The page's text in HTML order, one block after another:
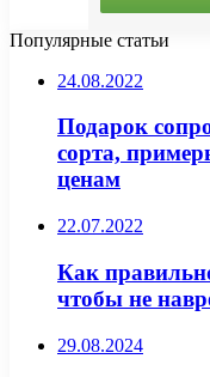
Популярные статьи
24.08.2022
Подарок
сорта,
ценам
22.07.2022
Как
чтобы не
29.08.2024